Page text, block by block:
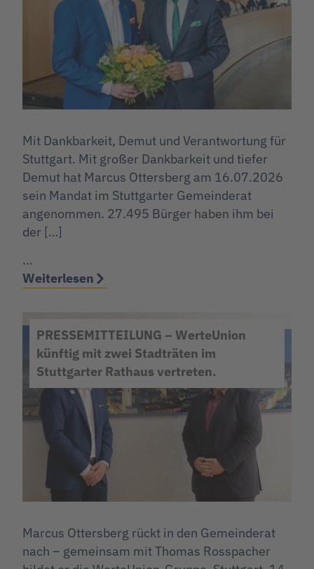
Mit Dankbarkeit, Demut und Verantwortung für
Stuttgart. Mit großer Dankbarkeit und tiefer
Demut hat Marcus Ottersberg am 16.07.2026
sein Mandat im Stuttgarter Gemeinderat
angenommen. 27.495 Bürger haben ihm bei
der […]
...
Weiterlesen
PRESSEMITTEILUNG – WerteUnion
künftig mit zwei Stadträten im
Stuttgarter Rathaus vertreten.
Marcus Ottersberg rückt in den Gemeinderat
nach – gemeinsam mit Thomas Rosspacher